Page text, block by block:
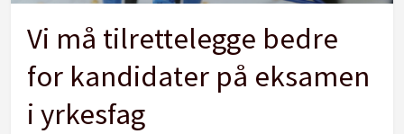
Vi må tilrettelegge bedre
for kandidater på eksamen
i yrkesfag